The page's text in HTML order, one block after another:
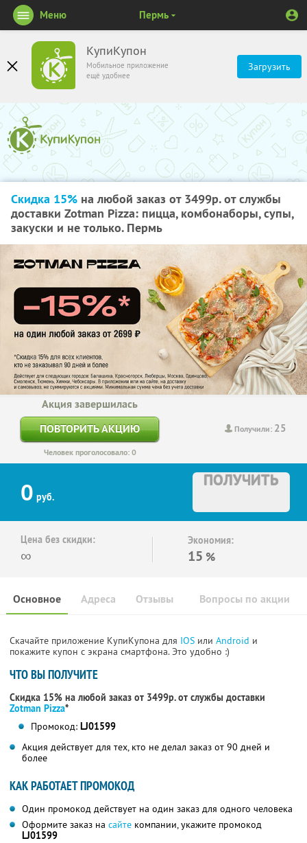
КупиКупон
Мобильное приложение
ещё удобнее
Загрузить
Меню Пермь
Скидка 15% на любой заказ от 3499р. от службы
доставки Zotman Pizza: пицца, комбонаборы, супы,
закуски и не только. Пермь
Получили: 25
Акция завершилась
ПОВТОРИТЬ АКЦИЮ
Человек проголосовало: 0
0 руб.
ПОЛУЧИТЬ
Цена без скидки:
∞
Экономия:
15 %
Основное Отзывы Вопросы по акции
Адреса
Скачайте приложение КупиКупона для IOS или Android и
покажите купон с экрана смартфона. Это удобно :)
ЧТО ВЫ ПОЛУЧИТЕ
Скидка 15% на любой заказ от 3499р. от службы доставки
Zotman Pizza*
Промокод: LJ01599
Акция действует для тех, кто не делал заказ от 90 дней и
более
КАК РАБОТАЕТ ПРОМОКОД
Один промокод действует на один заказ для одного человека
Оформите заказ на сайте компании, укажите промокод
LJ01599